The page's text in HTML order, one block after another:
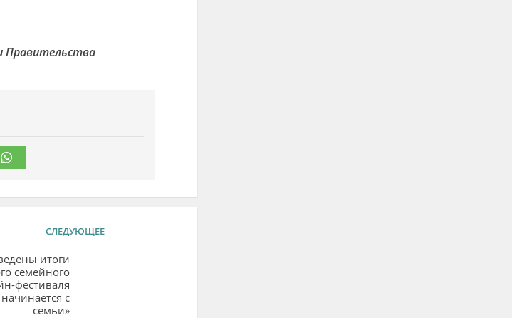
Правительства
СЛЕДУЮЩЕЕ
итоги
семейного
фестиваля
с
семьи»